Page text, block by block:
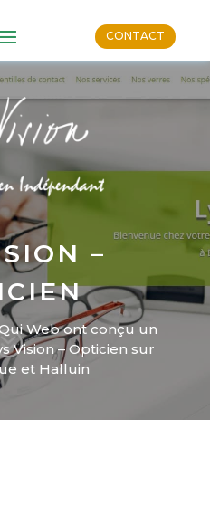
CONTACT
–
Web ont conçu un
Vision – Opticien sur
et Halluin